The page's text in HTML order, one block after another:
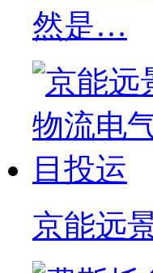
然是…
京能远